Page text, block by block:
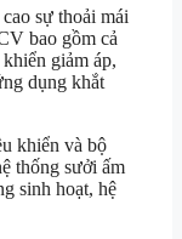
sự thoải mái
bao gồm cả
giảm áp,
dụng khắt
khiển và bộ
thống sưởi ấm
sinh hoạt, hệ